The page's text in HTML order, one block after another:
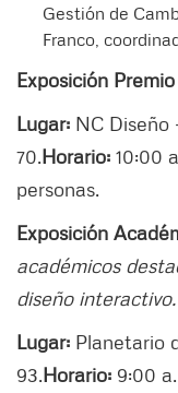
Gestión de
Franco,
Exposición
Lugar: NC Diseño
70.Horario: 10:00
personas.
Exposición
académicos
diseño interactivo.
Lugar: Planetario
93.Horario: 9:00